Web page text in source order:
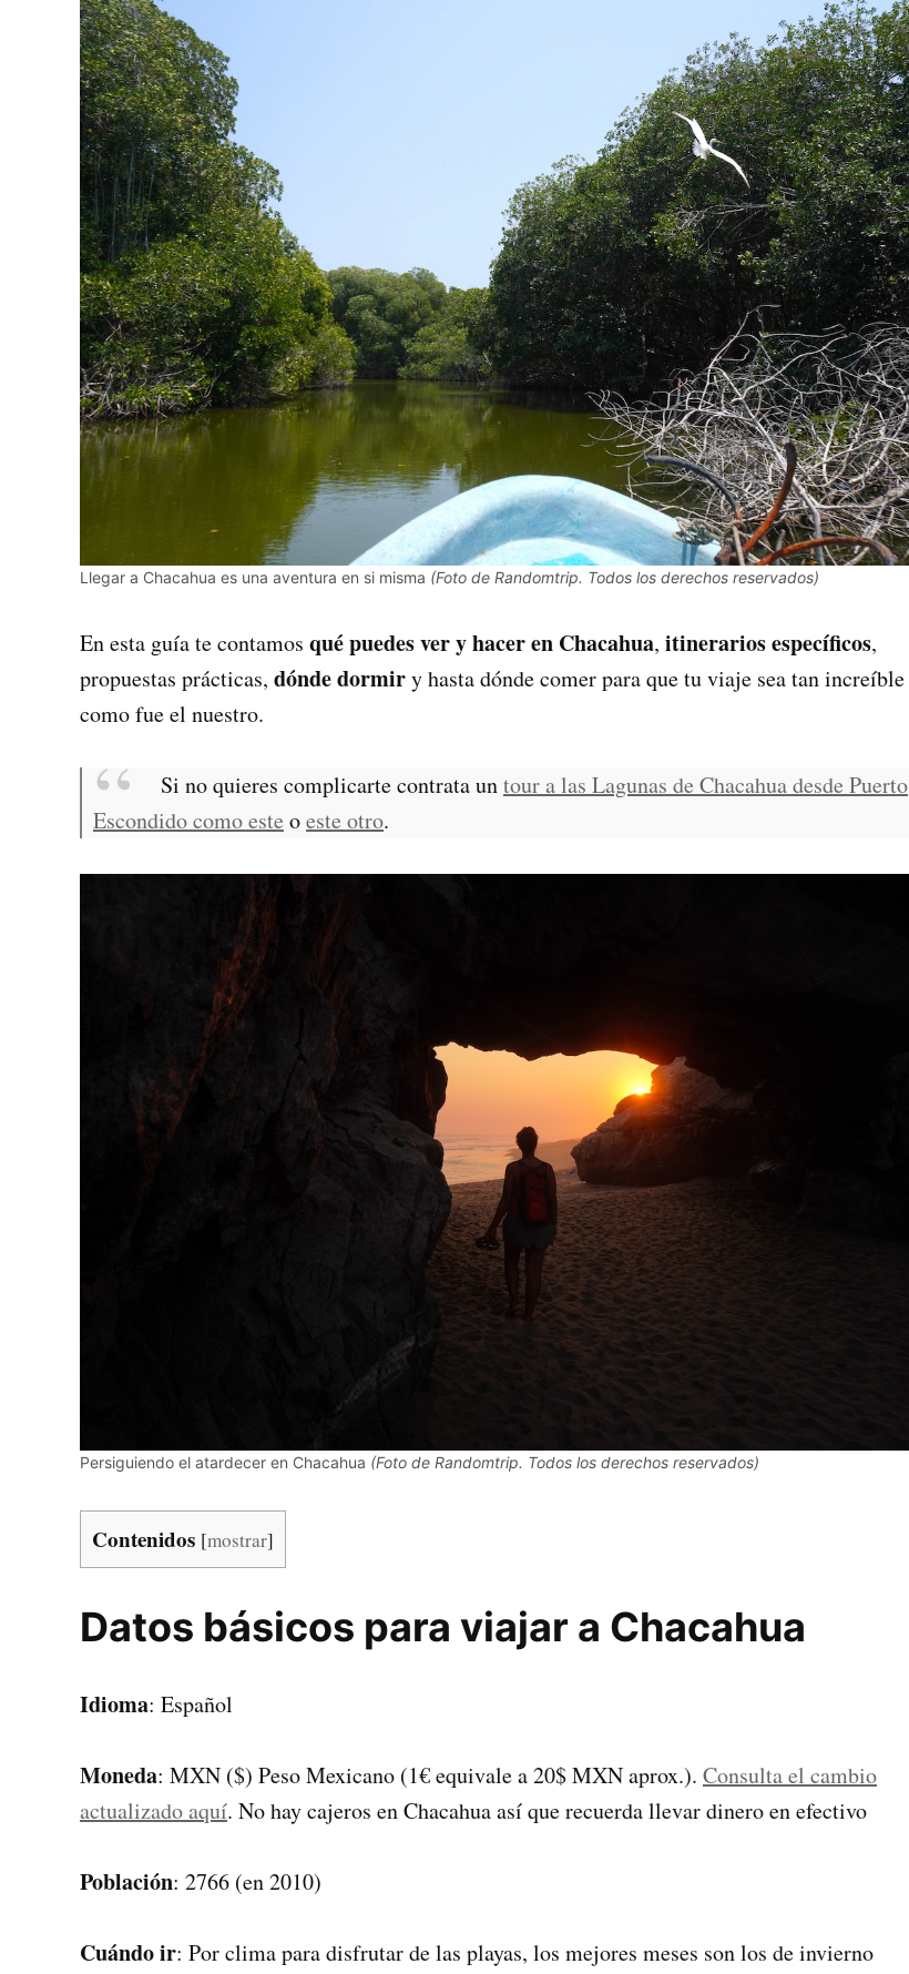
Llegar a Chacahua es una aventura en si misma (Foto de Randomtrip. Todos los derechos reservados)
En esta guía te contamos qué puedes ver y hacer en Chacahua, itinerarios específicos,
propuestas prácticas, dónde dormiry hasta dónde comer para que tu viaje sea tan increíble
como fue el nuestro.
Si no quieres complicarte contrata untour a las Lagunas de Chacahua desde Puerto
Escondido como este oeste otro.
Persiguiendo el atardecer en Chacahua (Foto de Randomtrip. Todos los derechos reservados)
Contenidos [mostrar]
Datos básicos para viajar a Chacahua
Idioma: Español
Moneda: MXN ($) Peso Mexicano (1€ equivale a 20$ MXN aprox.). Consulta el cambio
actualizado aquí. No hay cajeros en Chacahua así que recuerda llevar dinero en efectivo
Población: 2766 (en 2010)
Cuándo ir: Por clima para disfrutar de las playas, los mejores meses son los de invierno